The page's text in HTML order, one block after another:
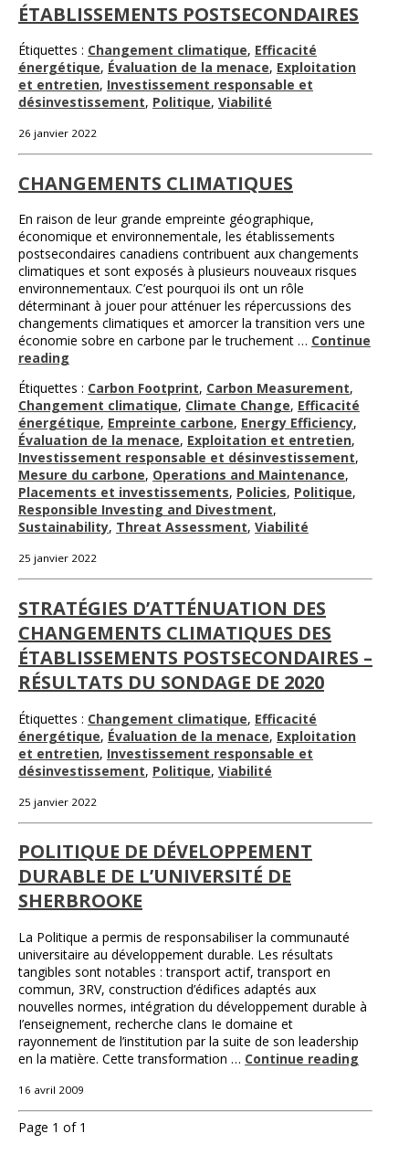
ÉTABLISSEMENTS POSTSECONDAIRES
Étiquettes : Changement climatique, Efficacité
énergétique, Évaluation de la menace, Exploitation
et entretien, Investissement responsable et
désinvestissement, Politique, Viabilité
26 janvier 2022
CHANGEMENTS CLIMATIQUES
En raison de leur grande empreinte géographique,
économique et environnementale, les établissements
postsecondaires canadiens contribuent aux changements
climatiques et sont exposés à plusieurs nouveaux risques
environnementaux. C’est pourquoi ils ont un rôle
déterminant à jouer pour atténuer les répercussions des
changements climatiques et amorcer la transition vers une
économie sobre en carbone par le truchement … Continue
reading
Étiquettes : Carbon Footprint, Carbon Measurement,
Changement climatique, Climate Change, Efficacité
énergétique, Empreinte carbone, Energy Efficiency,
Évaluation de la menace, Exploitation et entretien,
Investissement responsable et désinvestissement,
Mesure du carbone, Operations and Maintenance,
Placements et investissements, Policies, Politique,
Responsible Investing and Divestment,
Sustainability, Threat Assessment, Viabilité
25 janvier 2022
STRATÉGIES D’ATTÉNUATION DES
CHANGEMENTS CLIMATIQUES DES
ÉTABLISSEMENTS POSTSECONDAIRES –
RÉSULTATS DU SONDAGE DE 2020
Étiquettes : Changement climatique, Efficacité
énergétique, Évaluation de la menace, Exploitation
et entretien, Investissement responsable et
désinvestissement, Politique, Viabilité
25 janvier 2022
POLITIQUE DE DÉVELOPPEMENT
DURABLE DE L’UNIVERSITÉ DE
SHERBROOKE
La Politique a permis de responsabiliser la communauté
universitaire au développement durable. Les résultats
tangibles sont notables : transport actif, transport en
commun, 3RV, construction d’édifices adaptés aux
nouvelles normes, intégration du développement durable à
I’enseignement, recherche clans Ie domaine et
rayonnement de l’institution par la suite de son leadership
en la matière. Cette transformation … Continue reading
16 avril 2009
Page 1 of 1